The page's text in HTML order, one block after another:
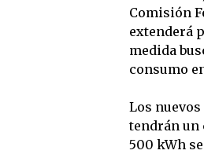
Comisión
extenderá
medida
consumo
Los
tendrán un
500 kWh